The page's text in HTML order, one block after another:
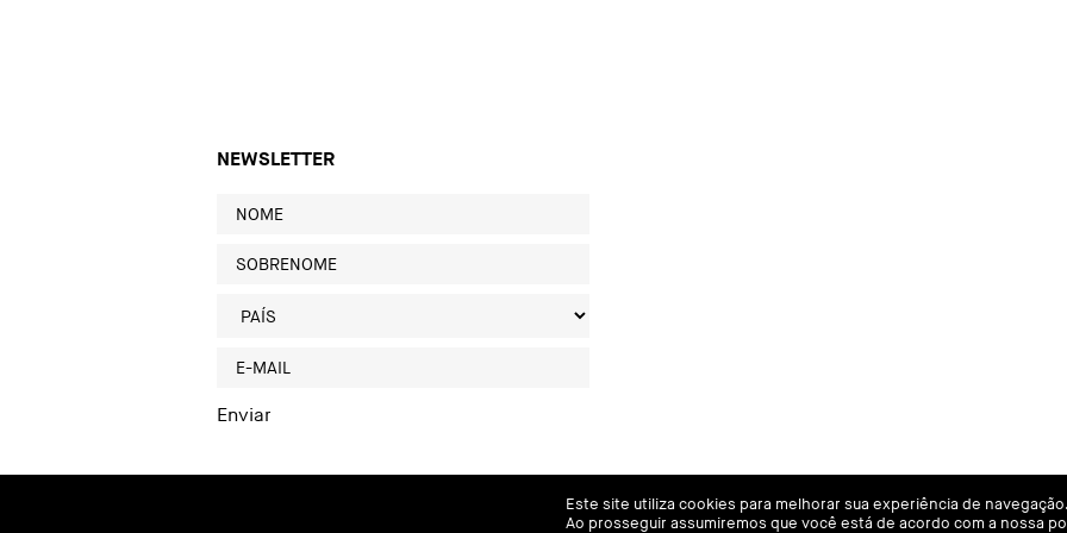
NEWSLETTER
Este site utiliza cookies para melhorar sua experiência de navegação.
Ao prosseguir assumiremos que você está de acordo com a nossa